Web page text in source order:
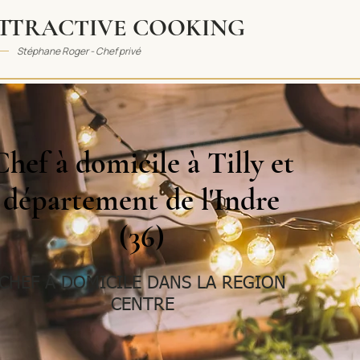
COOKING
Stéphane Roger - Chef privé
à domicile à Tilly et
département de l'Indre
(36)
A DOMICILE DANS LA REGION
CENTRE